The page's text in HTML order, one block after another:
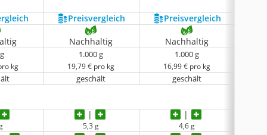
Preis­vergleich Preis­vergleich
Nachhaltig Nachhaltig
kg
1.000 g
19,79 € pro kg
1.000 g
16,99 € pro kg
geschält
geschält
5,3 g 4,6 g